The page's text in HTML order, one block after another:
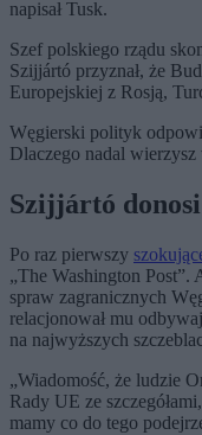
napisał Tusk.
Szef polskiego rządu
Szijjártó przyznał, że
Europejskiej z Rosją,
Węgierski polityk
Dlaczego nadal wierzysz
Szijjártó
Po raz pierwszy
„The Washington Post”.
spraw zagranicznych
relacjonował mu
na najwyższych
„Wiadomość, że ludzie
Rady UE ze
mamy co do tego